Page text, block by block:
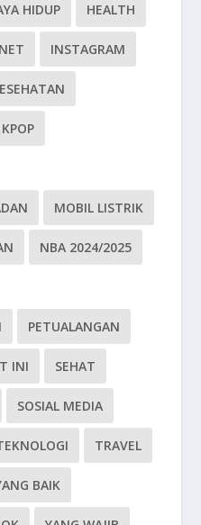
HIDUP HEALTH
INSTAGRAM
KPOP
MOBIL LISTRIK
NBA 2024/2025
PETUALANGAN
INI SEHAT
SOSIAL MEDIA
TRAVEL
BAIK